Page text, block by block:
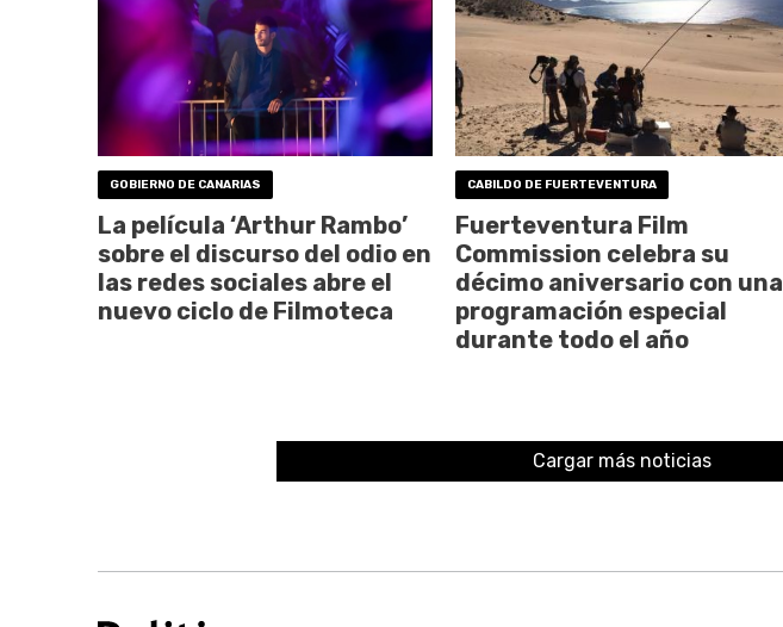
GOBIERNO DE CANARIAS
La película ‘Arthur Rambo’
sobre el discurso del odio en
las redes sociales abre el
nuevo ciclo de Filmoteca
CABILDO DE FUERTEVENTURA
Fuerteventura Film
Commission celebra su
décimo aniversario con una
programación especial
durante todo el año
Cargar más noticias